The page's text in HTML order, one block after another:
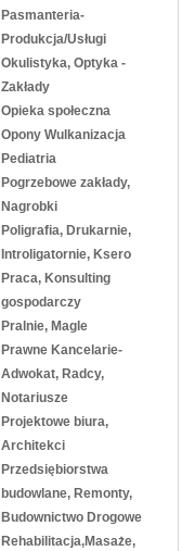
Pasmanteria-
Produkcja/Usługi
Okulistyka, Optyka -
Zakłady
Opieka społeczna
Opony Wulkanizacja
Pediatria
Pogrzebowe zakłady,
Nagrobki
Poligrafia, Drukarnie,
Introligatornie, Ksero
Praca, Konsulting
gospodarczy
Pralnie, Magle
Prawne Kancelarie-
Adwokat, Radcy,
Notariusze
Projektowe biura,
Architekci
Przedsiębiorstwa
budowlane, Remonty,
Budownictwo Drogowe
Rehabilitacja,Masaże,